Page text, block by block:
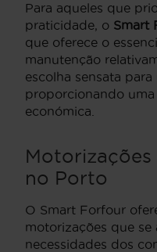
Para aqueles que
praticidade, o Smart
que oferece o
manutenção
escolha sensata
proporcionando
económica.
no Porto
O Smart Forfour
motorizações que
necessidades dos